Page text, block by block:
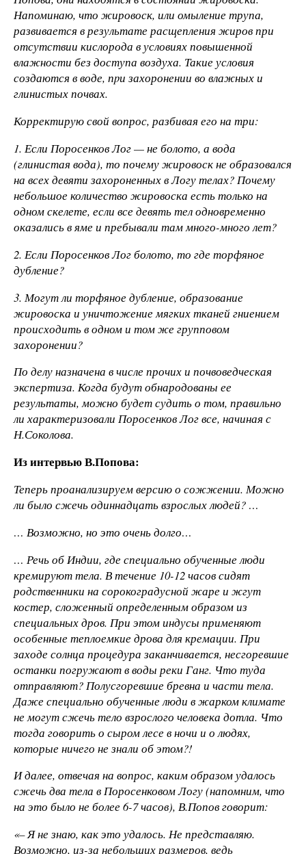
Напоминаю, что жировоск, или омыление трупа,
развивается в результате расщепления жиров при
отсутствии кислорода в условиях повышенной
влажности без доступа воздуха. Такие условия
создаются в воде, пpи захоронении во влажных и
глинистых почвах.
Корректирую свой вопрос, разбивая его на три:
1. Если Поросенков Лог — не болото, а вода
(глинистая вода), то почему жировоск не образовался
на всех девяти захороненных в Логу телах? Почему
небольшое количество жировоска есть только на
одном скелете, если все девять тел одновременно
оказались в яме и пребывали там много-много лет?
2. Если Поросенков Лог болото, то где торфяное
дубление?
3. Могут ли торфяное дубление, образование
жировоска и уничтожение мягких тканей гниением
происходить в одном и том же групповом
захоронении?
По делу назначена в числе прочих и почвоведческая
экспертиза. Когда будут обнародованы ее
результаты, можно будет судить о том, правильно
ли характеризовали Поросенков Лог все, начиная с
Н.Соколова.
Из интервью В.Попова:
Теперь проанализируем версию о сожжении. Можно
ли было сжечь одиннадцать взрослых людей? …
… Возможно, но это очень долго…
… Речь об Индии, где специально обученные люди
кремируют тела. В течение 10-12 часов сидят
родственники на сорокоградусной жаре и жгут
костер, сложенный определенным образом из
специальных дров. При этом индусы применяют
особенные теплоемкие дрова для кремации. При
заходе солнца процедура заканчивается, несгоревшие
останки погружают в воды реки Ганг. Что туда
отправляют? Полусгоревшие бревна и части тела.
Даже специально обученные люди в жарком климате
не могут сжечь тело взрослого человека дотла. Что
тогда говорить о сыром лесе в ночи и о людях,
которые ничего не знали об этом?!
И далее, отвечая на вопрос, каким образом удалось
сжечь два тела в Поросенковом Логу (напомним, что
на это было не более 6-7 часов), В.Попов говорит:
«– Я не знаю, как это удалось. Не представляю.
Возможно, из-за небольших размеров, ведь